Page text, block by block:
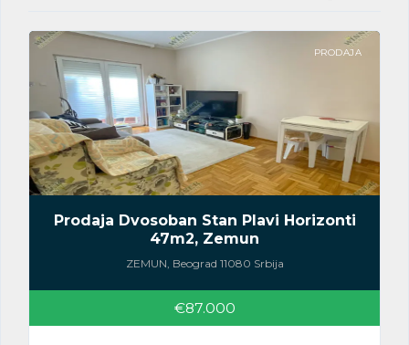
PRODAJA
Prodaja Dvosoban Stan Plavi Horizonti
47m2, Zemun
ZEMUN, Beograd 11080 Srbija
€87.000